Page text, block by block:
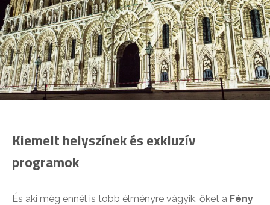
Kiemelt helyszínek és exkluzív
programok
És aki még ennél is több élményre vágyik, őket a Fény